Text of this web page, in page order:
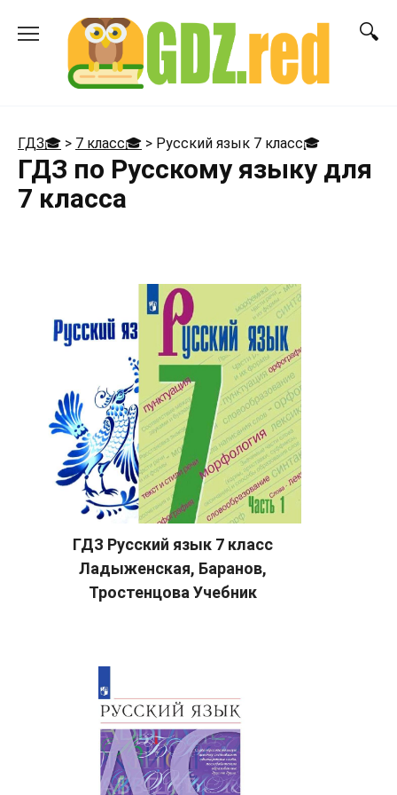
ГДЗ🎓 > 7 класс🎓 > Русский язык 7 класс🎓
ГДЗ по Русскому языку для
7 класса
ГДЗ Русский язык 7 класс
Ладыженская, Баранов,
Тростенцова Учебник